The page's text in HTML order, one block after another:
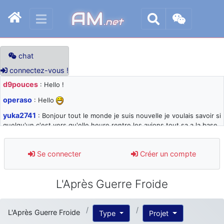
AM.net
chat
connectez-vous !
d9pouces : Hello !
operaso : Hello
yuka2741 : Bonjour tout le monde je suis nouvelle je voulais savoir si
quelqu'un c'est vers qu'elle heure rentre les avions tout sa a la base
d9pouces: désolé pour les quelques blocages du site ces derniers
jours : je teste des méthodes contre le spam et les bots trop nocifs
: Super, la nouvelle bannière
: je suis un avion@,._,+ > lesquels ? je ne suis pas sûr de
comprendre
Se connecter Créer un compte
L'Après Guerre Froide
L'Après Guerre Froide Type Projet